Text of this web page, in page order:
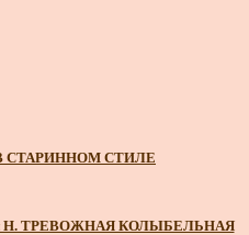
СТАРИННОМ СТИЛЕ
Н. ТРЕВОЖНАЯ КОЛЫБЕЛЬНАЯ